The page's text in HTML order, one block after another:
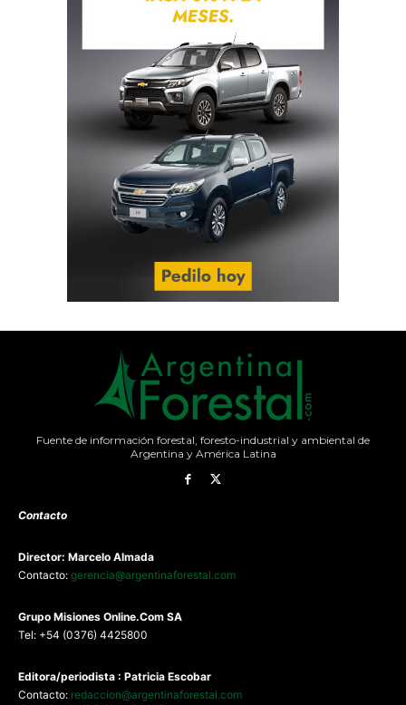
Fuente de información forestal, foresto-industrial y ambiental de
Argentina y América Latina
Contacto
Director: Marcelo Almada
Contacto: gerencia@argentinaforestal.com
Grupo Misiones Online.Com SA
Tel: +54 (0376) 4425800
Editora/periodista : Patricia Escobar
Contacto: redaccion@argentinaforestal.com